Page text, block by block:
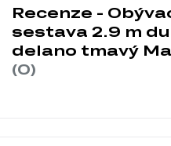
Materiál nohou.MDF
dlouhou životnost nábytku.
Povrchová úprava.
příjemná, ale také usnadňuje
Osvětlení.
Recenze -
sestava 2.9 m
delano tmavý
(0)